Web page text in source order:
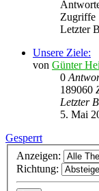
Zugriffe
Letzter
Unsere Ziele:
von Günter
0
189060
Letzter
5. Mai
Gesperrt
Anzeigen:
Richtung: